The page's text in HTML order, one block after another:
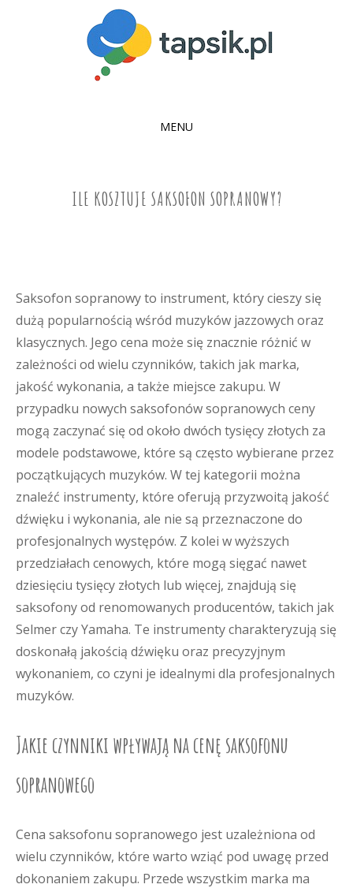
MENU
ILE KOSZTUJE SAKSOFON SOPRANOWY?
Saksofon sopranowy to instrument, który cieszy się
dużą popularnością wśród muzyków jazzowych oraz
klasycznych. Jego cena może się znacznie różnić w
zależności od wielu czynników, takich jak marka,
jakość wykonania, a także miejsce zakupu. W
przypadku nowych saksofonów sopranowych ceny
mogą zaczynać się od około dwóch tysięcy złotych za
modele podstawowe, które są często wybierane przez
początkujących muzyków. W tej kategorii można
znaleźć instrumenty, które oferują przyzwoitą jakość
dźwięku i wykonania, ale nie są przeznaczone do
profesjonalnych występów. Z kolei w wyższych
przedziałach cenowych, które mogą sięgać nawet
dziesięciu tysięcy złotych lub więcej, znajdują się
saksofony od renomowanych producentów, takich jak
Selmer czy Yamaha. Te instrumenty charakteryzują się
doskonałą jakością dźwięku oraz precyzyjnym
wykonaniem, co czyni je idealnymi dla profesjonalnych
muzyków.
Jakie czynniki wpływają na cenę saksofonu
sopranowego
Cena saksofonu sopranowego jest uzależniona od
wielu czynników, które warto wziąć pod uwagę przed
dokonaniem zakupu. Przede wszystkim marka ma